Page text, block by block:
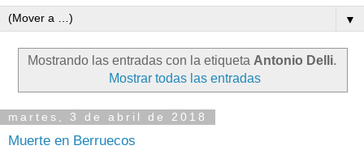
▼
Mostrando las entradas con la etiqueta Antonio Delli.
Mostrar todas las entradas
martes, 3 de abril de 2018
Muerte en Berruecos